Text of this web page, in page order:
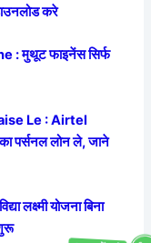
करे
मुथूट फाइनेंस सिर्फ
Le : Airtel
पर्सनल लोन ले, जाने
लक्ष्मी योजना बिना